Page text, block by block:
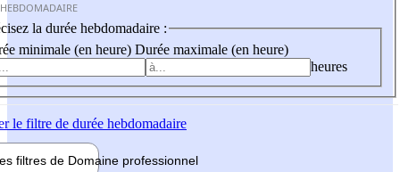
la durée hebdomadaire :
minimale (en heure) Durée maximale (en heure)
heures
le filtre de durée hebdomadaire
filtres de Domaine professionnel